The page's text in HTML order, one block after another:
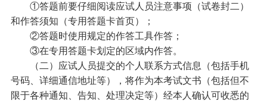
①答题前要仔细阅读应试人员注意事项（试卷封二）
和作答须知（专用答题卡首页）；
②答题时使用规定的作答工具作答；
③在专用答题卡划定的区域内作答。
（二）应试人员提交的个人联系方式信息（包括手机
号码、详细通信地址等），将作为本考试文书（包括但不
限于各种通知、告知、处理决定等）经本人确认可收悉的